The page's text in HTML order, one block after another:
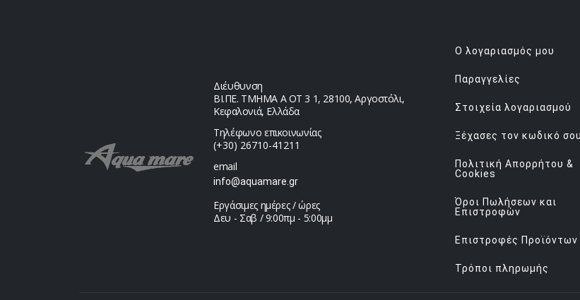
Διέυθυνση
ΒΙ.ΠΕ. ΤΜΗΜΑ Α ΟΤ 3 1, 28100, Αργοστόλι,
Κεφαλονιά, Ελλάδα
Τηλέφωνο επικοινωνίας
(+30) 26710-41211
email
info@aquamare.gr
Εργάσιμες ημέρες / ώρες
Δευ - Σαβ / 9:00πμ - 5:00μμ
Ο λογαριασμός μου
Παραγγελίες
Στοιχεία λογαριασμού
Ξέχασες τον κωδικό
Πολιτική Απορρήτου &
Cookies
Όροι Πωλήσεων και
Επιστροφών
Επιστροφές Προϊόντων
Τρόποι πληρωμής